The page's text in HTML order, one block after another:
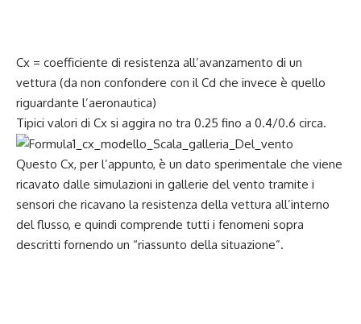
Cx = coefficiente di resistenza all’avanzamento di un
vettura (da non confondere con il Cd che invece è quello
riguardante l’aeronautica)
Tipici valori di Cx si aggira no tra 0.25 fino a 0.4/0.6 circa.
Questo Cx, per l’appunto, è un dato sperimentale che viene
ricavato dalle simulazioni in gallerie del vento tramite i
sensori che ricavano la resistenza della vettura all’interno
del flusso, e quindi comprende tutti i fenomeni sopra
descritti fornendo un “riassunto della situazione”.